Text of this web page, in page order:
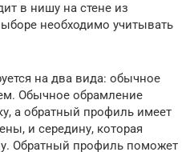
в нишу на стене из
необходимо учитывать
на два вида: обычное
Обычное обрамление
а обратный профиль имеет
и середину, которая
Обратный профиль поможет